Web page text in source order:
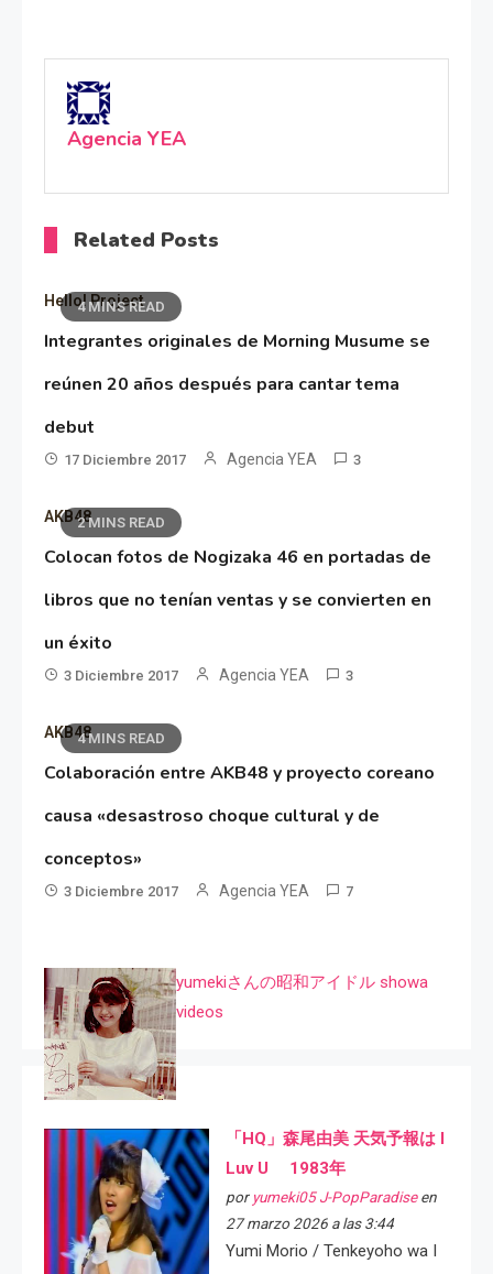
Agencia YEA
Related Posts
4 MINS READ
Hello! Project
Integrantes originales de Morning Musume se
reúnen 20 años después para cantar tema
debut
17 Diciembre 2017 Agencia YEA 3
2 MINS READ
AKB48
Colocan fotos de Nogizaka 46 en portadas de
libros que no tenían ventas y se convierten en
un éxito
3 Diciembre 2017 Agencia YEA 3
4 MINS READ
AKB48
Colaboración entre AKB48 y proyecto coreano
causa «desastroso choque cultural y de
conceptos»
3 Diciembre 2017 Agencia YEA 7
yumekiさんの昭和アイドル showa
videos
「HQ」森尾由美 天気予報は I
Luv U 1983年
por yumeki05 J-PopParadiseen
27 marzo 2026 a las 3:44
Yumi Morio / Tenkeyoho wa I